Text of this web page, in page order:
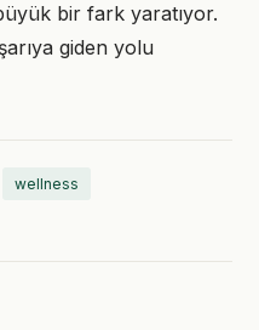
bir fark yaratıyor.
giden yolu
wellness